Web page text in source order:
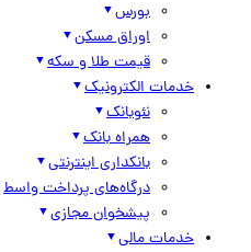
بورس
اوراق مسکن
قیمت طلا و سکه
خدمات الکترونیک
نئوبانک
همراه بانک
بانکداری اینترنتی
درگاه‌های پرداخت واسط
پیشخوان مجازی
خدمات مالی